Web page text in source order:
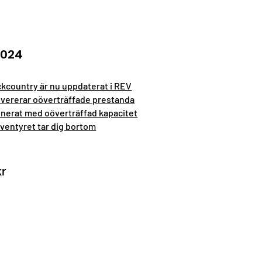
är nu uppdaterat i REV
oöverträffade prestanda
med oöverträffad kapacitet
tar dig bortom